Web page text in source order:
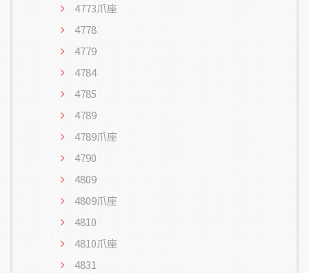
4773爪座
4778
4779
4784
4785
4789
4789爪座
4790
4809
4809爪座
4810
4810爪座
4831